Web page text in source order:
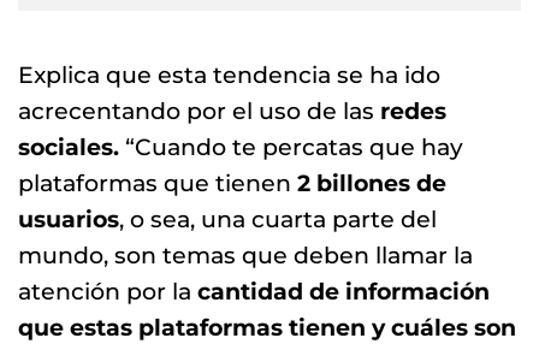
Explica que esta tendencia se ha ido
acrecentando por el uso de las redes
sociales. “Cuando te percatas que hay
plataformas que tienen 2 billones de
usuarios, o sea, una cuarta parte del
mundo, son temas que deben llamar la
atención por la cantidad de información
que estas plataformas tienen y cuáles son